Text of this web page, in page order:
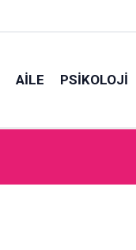
AİLE PSİKOLOJİ